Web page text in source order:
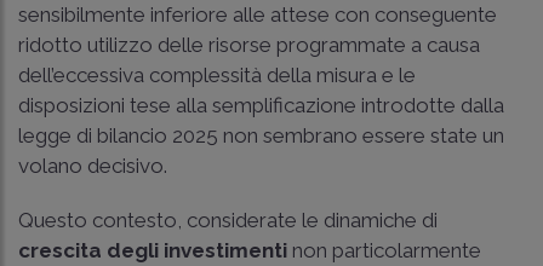
sensibilmente inferiore alle attese con conseguente
ridotto utilizzo delle risorse programmate a causa
dell’eccessiva complessità della misura e le
disposizioni tese alla semplificazione introdotte dalla
legge di bilancio 2025 non sembrano essere state un
volano decisivo.
Questo contesto, considerate le dinamiche di
crescita degli investimenti non particolarmente